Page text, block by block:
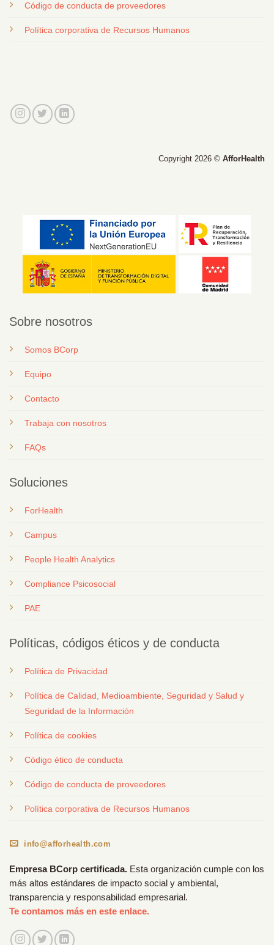
Código de conducta de proveedores
Política corporativa de Recursos Humanos
Copyright 2026 © AfforHealth
Sobre nosotros
Somos BCorp
Equipo
Contacto
Trabaja con nosotros
FAQs
Soluciones
ForHealth
Campus
People Health Analytics
Compliance Psicosocial
PAE
Políticas, códigos éticos y de conducta
Política de Privacidad
Política de Calidad, Medioambiente, Seguridad y Salud y
Seguridad de la Información
Política de cookies
Código ético de conducta
Código de conducta de proveedores
Política corporativa de Recursos Humanos
info@afforhealth.com
Empresa BCorp certificada. Esta organización cumple con los
más altos estándares de impacto social y ambiental,
transparencia y responsabilidad empresarial.
Te contamos más en este enlace.